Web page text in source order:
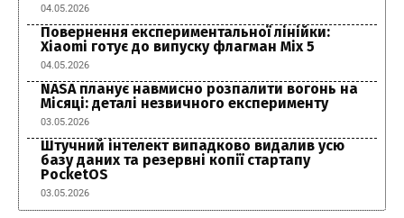
04.05.2026
Повернення експериментальної лінійки:
Xiaomi готує до випуску флагман Mix 5
04.05.2026
NASA планує навмисно розпалити вогонь на
Місяці: деталі незвичного експерименту
03.05.2026
Штучний інтелект випадково видалив усю
базу даних та резервні копії стартапу
PocketOS
03.05.2026